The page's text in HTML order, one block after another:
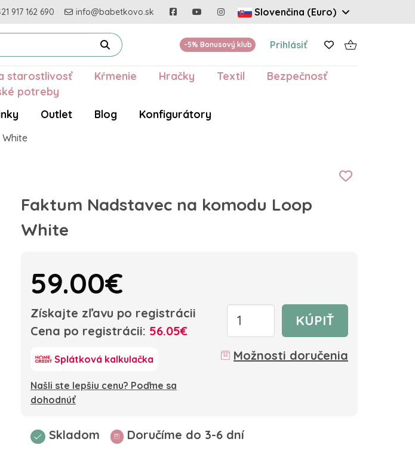
917 162 690 info@babetkovo.sk Slovenčina (Euro)
-5% Bonusový klub Prihlásiť
starostlivosť Kŕmenie Hračky Textil
Bezpečnosť
potreby
Outlet Blog Konfigurátory
Faktum Nadstavec na komodu Loop
White
59.00€
Získajte zľavu po registrácii
Cena po registrácii: 56.05€
Splátková kalkulačka
Našli ste lepšiu cenu? Poďme sa
dohodnúť
KÚPIŤ
Možnosti doručenia
Skladom Doručíme do 3-6 dní